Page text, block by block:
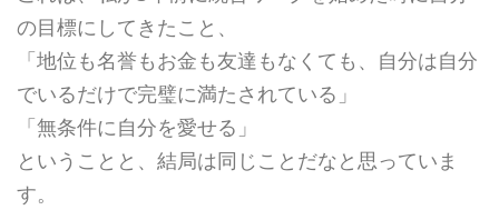
の目標にしてきたこと、
「地位も名誉もお金も友達もなくても、自分は自分
でいるだけで完璧に満たされている」
「無条件に自分を愛せる」
ということと、結局は同じことだなと思っていま
す。